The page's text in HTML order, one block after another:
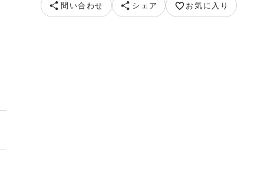
問い合わせ シェア お気に入り